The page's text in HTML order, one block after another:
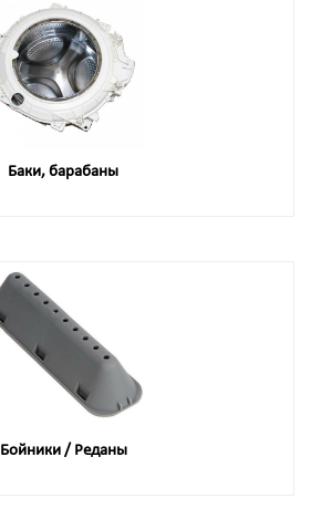
Баки, барабаны
Бойники / Реданы